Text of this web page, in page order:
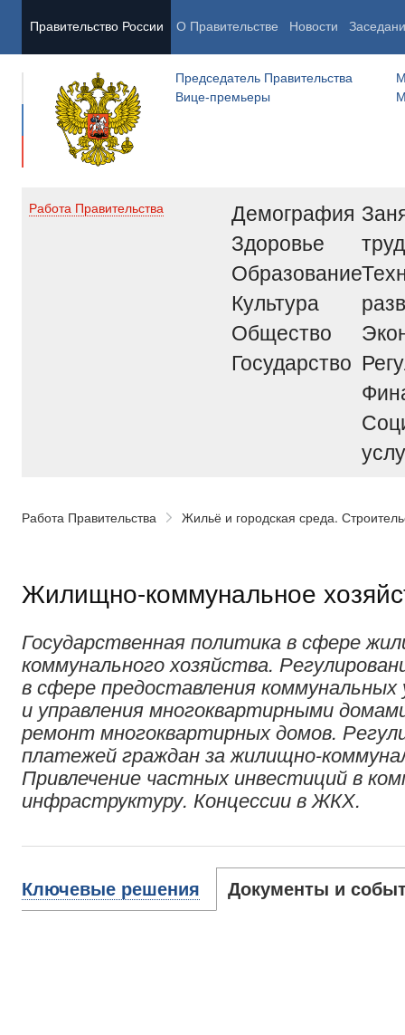
Правительство России О Правительстве Новости
Председатель Правительства
Вице-премьеры
Работа Правительства
Демография
Здоровье
Образование
Культура
Общество
Государство
труд
Работа Правительства Жильё и городская среда.
Жилищно-коммунальное
Государственная политика в сфере
коммунального хозяйства.
в сфере предоставления коммунальных
и управления многоквартирными
ремонт многоквартирных домов.
платежей граждан за жилищно-
Привлечение частных инвестиций в
инфраструктуру. Концессии в ЖКХ.
Ключевые решения Документы и